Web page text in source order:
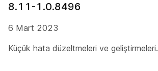
8.11-1.0.8496
6 Mart 2023
Küçük hata düzeltmeleri ve geliştirmeleri.